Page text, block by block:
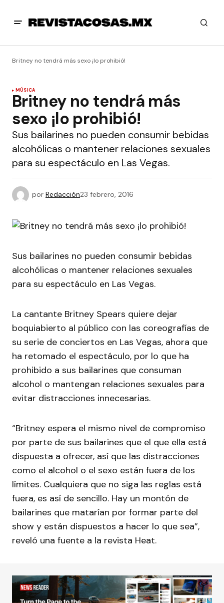
Britney no tendrá más sexo ¡lo prohibió!
MÚSICA
Britney no tendrá más
sexo ¡lo prohibió!
Sus bailarines no pueden consumir bebidas
alcohólicas o mantener relaciones sexuales
para su espectáculo en Las Vegas.
por Redacción23 febrero, 2016
Sus bailarines no pueden consumir bebidas
alcohólicas o mantener relaciones sexuales
para su espectáculo en Las Vegas.
La cantante Britney Spears quiere dejar
boquiabierto al público con las coreografías de
su serie de conciertos en Las Vegas, ahora que
ha retomado el espectáculo, por lo que ha
prohibido a sus bailarines que consuman
alcohol o mantengan relaciones sexuales para
evitar distracciones innecesarias.
“Britney espera el mismo nivel de compromiso
por parte de sus bailarines que el que ella está
dispuesta a ofrecer, así que las distracciones
como el alcohol o el sexo están fuera de los
límites. Cualquiera que no siga las reglas está
fuera, es así de sencillo. Hay un montón de
bailarines que matarían por formar parte del
show y están dispuestos a hacer lo que sea”,
reveló una fuente a la revista Heat.